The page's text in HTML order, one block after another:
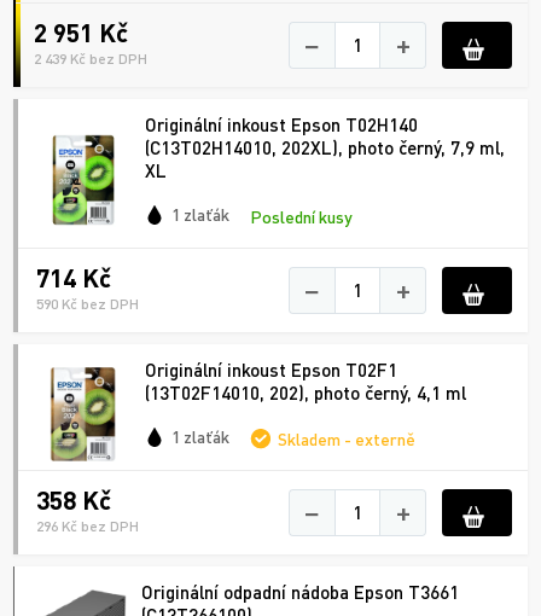
2 951 Kč
2 439 Kč bez DPH − +
Originální inkoust Epson T02H140
(C13T02H14010, 202XL), photo černý, 7,9 ml,
XL
1 zlaťák Poslední kusy
714 Kč
590 Kč bez DPH − +
Originální inkoust Epson T02F1
(13T02F14010, 202), photo černý, 4,1 ml
1 zlaťák Skladem - externě
358 Kč
296 Kč bez DPH − +
Originální odpadní nádoba Epson T3661